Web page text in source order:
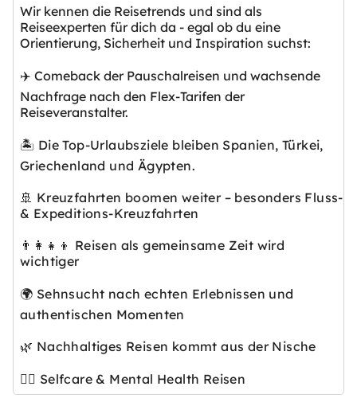
Wir kennen die Reisetrends und sind als
Reiseexperten für dich da - egal ob du eine
Orientierung, Sicherheit und Inspiration suchst:
✈️ Comeback der Pauschalreisen und wachsende
Nachfrage nach den Flex-Tarifen der
Reiseveranstalter.
🏝️ Die Top-Urlaubsziele bleiben Spanien, Türkei,
Griechenland und Ägypten.
🚢 Kreuzfahrten boomen weiter – besonders Fluss-
& Expeditions-Kreuzfahrten
👨‍👩‍👧‍👦 Reisen als gemeinsame Zeit wird
wichtiger
🌍 Sehnsucht nach echten Erlebnissen und
authentischen Momenten
🌿 Nachhaltiges Reisen kommt aus der Nische
🧘‍♀️ Selfcare & Mental Health Reisen